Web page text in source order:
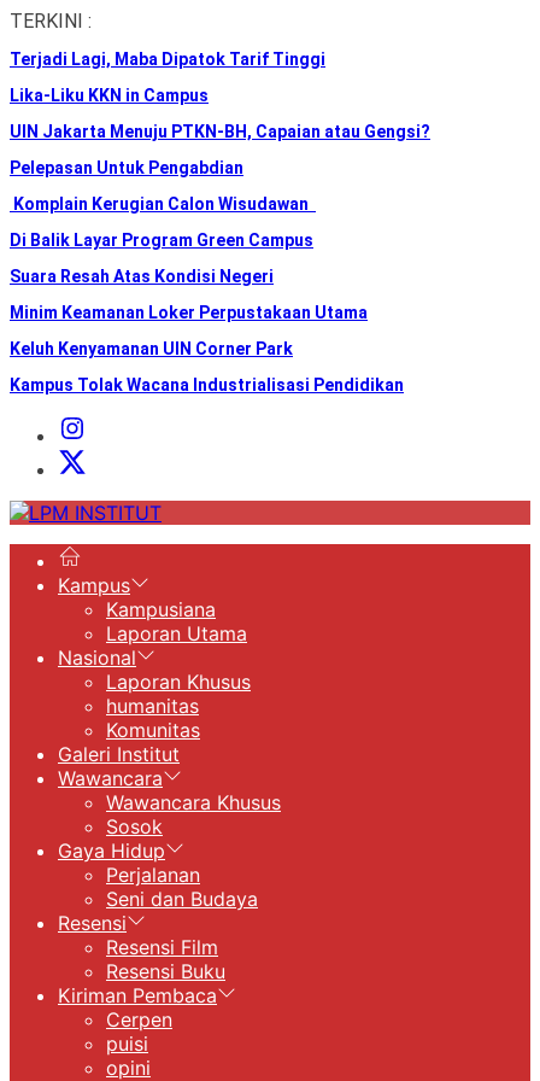
Skip
the
content
TERKINI :
Terjadi Lagi, Maba Dipatok Tarif Tinggi
Lika-Liku KKN in Campus
UIN Jakarta Menuju PTKN-BH, Capaian atau Gengsi?
Pelepasan Untuk Pengabdian
Komplain Kerugian Calon Wisudawan
Di Balik Layar Program Green Campus
Suara Resah Atas Kondisi Negeri
Minim Keamanan Loker Perpustakaan Utama
Keluh Kenyamanan UIN Corner Park
Kampus Tolak Wacana Industrialisasi Pendidikan
Instagram
Institut
X
LPM
Kampus
Kampusiana
Laporan Utama
Nasional
Laporan Khusus
humanitas
Komunitas
Galeri Institut
Wawancara
Wawancara Khusus
Sosok
Gaya Hidup
Perjalanan
Seni dan Budaya
Resensi
Resensi Film
Resensi Buku
Kiriman Pembaca
Cerpen
puisi
opini